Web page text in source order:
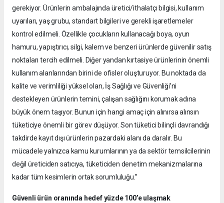
gerekiyor. Ürünlerin ambalajında üretici/ithalatçı bilgisi, kullanım
uyarıları, yaş grubu, standart bilgileri ve gerekli işaretlemeler
kontrol edilmeli. Özellikle çocukların kullanacağı boya, oyun
hamuru, yapıştırıcı, silgi, kalem ve benzeri ürünlerde güvenilir satış
noktaları tercih edilmeli. Diğer yandan kırtasiye ürünlerinin önemli
kullanım alanlarından birini de ofisler oluşturuyor. Bu noktada da
kalite ve verimliliği yüksel olan, İş Sağlığı ve Güvenliği’ni
destekleyen ürünlerin temini, çalışan sağlığını korumak adına
büyük önem taşıyor. Bunun için hangi amaç için alınırsa alınsın
tüketiciye önemli bir görev düşüyor. Son tüketici bilinçli davrandığı
takdirde kayıt dışı ürünlerin pazardaki alanı da daralır. Bu
mücadele yalnızca kamu kurumlarının ya da sektör temsilcilerinin
değil üreticiden satıcıya, tüketiciden denetim mekanizmalarına
kadar tüm kesimlerin ortak sorumluluğu.”
Güvenli ürün oranında hedef yüzde 100’e ulaşmak